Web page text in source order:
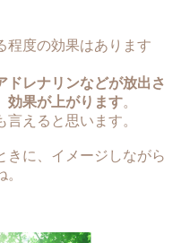
程度の効果はあります
ドレナリンなどが放出さ
効果が上がります。
えると思います。
きに、イメージしながら